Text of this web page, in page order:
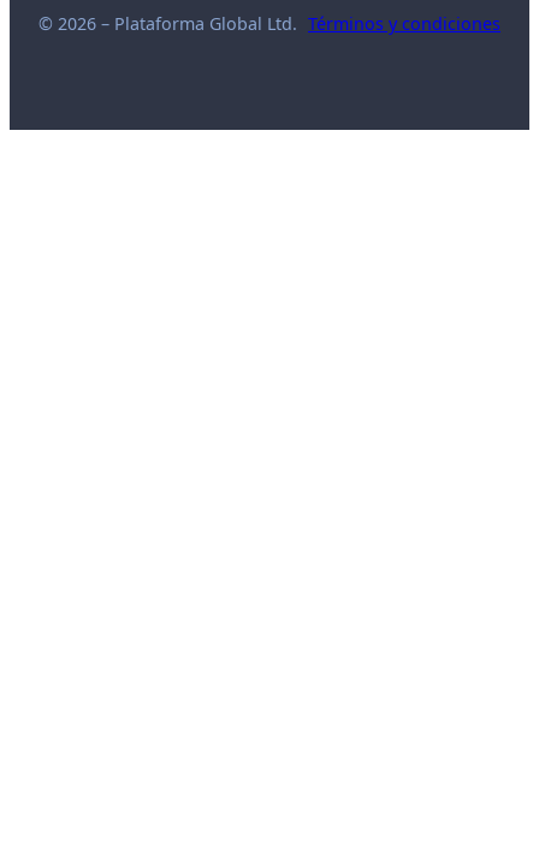
© 2026 – Plataforma Global Ltd. Términos y condiciones